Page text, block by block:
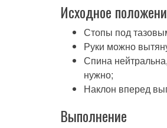
Исходное
Стопы под
Руки можно
Спина
нужно;
Наклон вперед
Выполнение